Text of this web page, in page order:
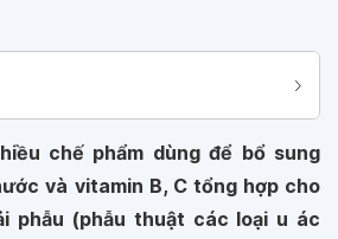
chế phẩm dùng để bổ sung
và vitamin B, C tổng hợp cho
phẫu (phẫu thuật các loại u ác